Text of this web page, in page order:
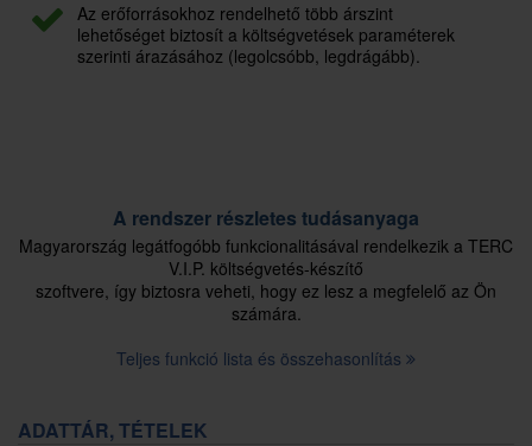
Az erőforrásokhoz rendelhető több árszint
lehetőséget biztosít a költségvetések paraméterek
szerinti árazásához (legolcsóbb, legdrágább).
A rendszer részletes tudásanyaga
Magyarország legátfogóbb funkcionalitásával rendelkezik a TERC
V.I.P. költségvetés-készítő
szoftvere, így biztosra veheti, hogy ez lesz a megfelelő az Ön
számára.
Teljes funkció lista és összehasonlítás
ADATTÁR, TÉTELEK